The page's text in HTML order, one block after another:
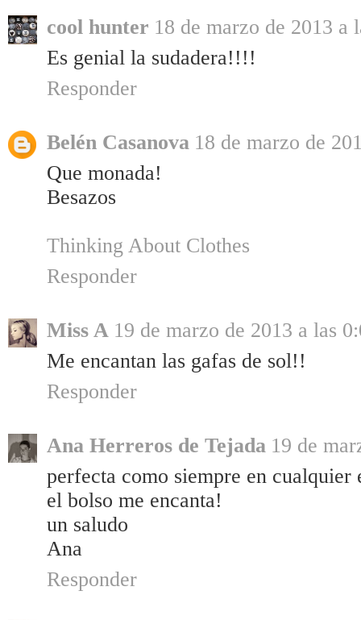
cool hunter 18 de marzo de 2013 a
Es genial la sudadera!!!!
Responder
Belén Casanova 18 de marzo de
Que monada!
Besazos
Thinking About Clothes
Responder
Miss A 19 de marzo de 2013 a las
Me encantan las gafas de sol!!
Responder
Ana Herreros de Tejada 19 de
perfecta como siempre en cualquier
el bolso me encanta!
un saludo
Ana
Responder